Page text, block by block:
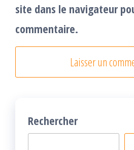
site dans le navigateur
commentaire.
Rechercher